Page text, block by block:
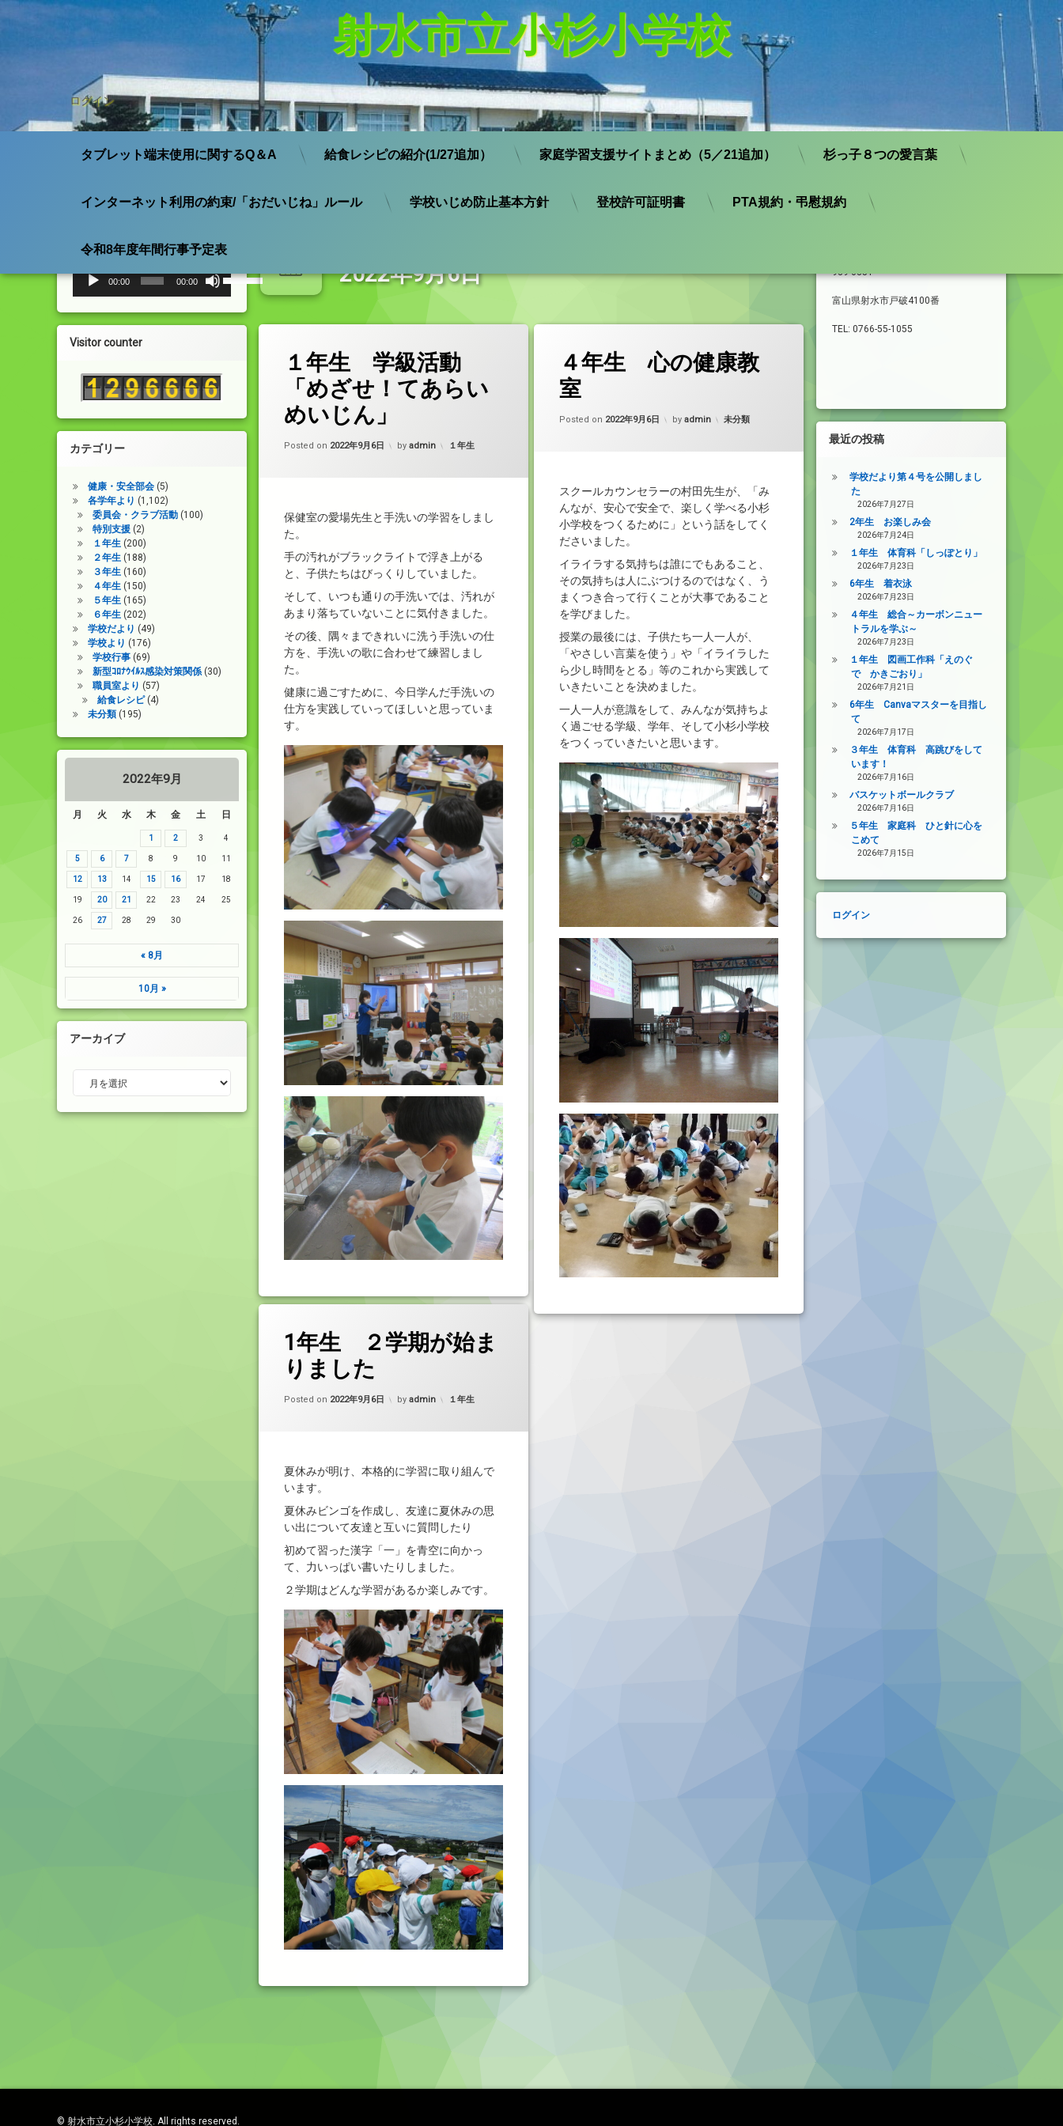
ツ
射水市立小杉小学校
ログイン
タブレット端末使用に関するQ＆A 給食レシピの紹介(1/27追加） 家庭学習支援サイトまとめ（5／21追加） 杉っ子８つの愛言葉
インターネット利用の約束/「おだいじね」ルール 学校いじめ防止基本方針 登校許可証明書 PTA規約・弔慰規約
令和8年度年間行事予定表
2022年9月6日
１年生 学級活動
「めざせ！てあらい
めいじん」
Posted on 2022年9月6日
Updated on 2022年9月6日
byadmin カテゴリー:
１年生
保健室の愛場先生と手洗いの学習をしまし
た。
手の汚れがブラックライトで浮き上がる
と、子供たちはびっくりしていました。
そして、いつも通りの手洗いでは、汚れが
あまり落ちていないことに気付きました。
その後、隅々まできれいに洗う手洗いの仕
方を、手洗いの歌に合わせて練習しまし
た。
健康に過ごすために、今日学んだ手洗いの
仕方を実践していってほしいと思っていま
す。
４年生 心の健康教
室
Posted on 2022年9月6日 byadmin カテゴリー:
未分類
スクールカウンセラーの村田先生が、「み
んなが、安心で安全で、楽しく学べる小杉
小学校をつくるために」という話をしてく
ださいました。
イライラする気持ちは誰にでもあること、
その気持ちは人にぶつけるのではなく、う
まくつき合って行くことが大事であること
を学びました。
授業の最後には、子供たち一人一人が、
「やさしい言葉を使う」や「イライラした
ら少し時間をとる」等のこれから実践して
いきたいことを決めました。
一人一人が意識をして、みんなが気持ちよ
く過ごせる学級、学年、そして小杉小学校
をつくっていきたいと思います。
1年生 ２学期が始ま
りました
Posted on 2022年9月6日 byadmin カテゴリー:
１年生
夏休みが明け、本格的に学習に取り組んで
います。
夏休みビンゴを作成し、友達に夏休みの思
い出について友達と互いに質問したり
初めて習った漢字「一」を青空に向かっ
て、力いっぱい書いたりしました。
２学期はどんな学習があるか楽しみです。
音
プ
レ
ー
ヤ
00:00 00:00
ボ
リ
ュ
ー
ム
Visitor counter
カテゴリー
健康・安全部会(5)
各学年より (1,102)
委員会・クラブ活動(100)
特別支援(2)
１年生(200)
２年生(188)
３年生(160)
４年生(150)
５年生(165)
６年生(202)
学校だより (49)
学校より (176)
学校行事(69)
新型ｺﾛﾅｳｲﾙｽ感染対策関係(30)
職員室より (57)
給食レシピ(4)
未分類(195)
2022年9月
月 火 水 木 金 土 日
1 2 3 4
5 6 7 8 9 10 11
12 13 14 15 16 17 18
19 20 21 22 23 24 25
26 27 28 29 30
« 8月
10月 »
アーカイブ
アーカイブ
939-0351
富山県射水市戸破4100番
TEL: 0766-55-1055
最近の投稿
学校だより第４号を公開しまし
た
2026年7月27日
2年生 お楽しみ会
2026年7月24日
１年生 体育科「しっぽとり」
2026年7月23日
6年生 着衣泳
2026年7月23日
４年生 総合～カーボンニュー
トラルを学ぶ～
2026年7月23日
１年生 図画工作科「えのぐ
で かきごおり」
2026年7月21日
6年生 Canvaマスターを目指し
て
2026年7月17日
３年生 体育科 高跳びをして
います！
2026年7月16日
バスケットボールクラブ
2026年7月16日
５年生 家庭科 ひと針に心を
こめて
2026年7月15日
ログイン
© 射水市立小杉小学校. All rights reserved.